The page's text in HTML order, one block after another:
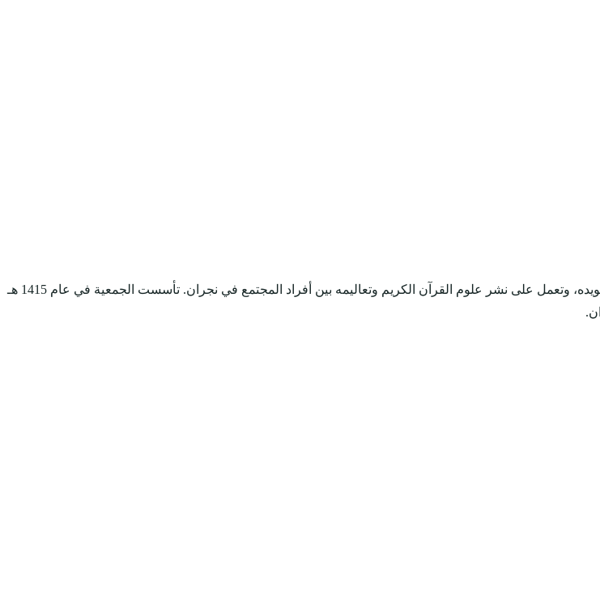
جمعية رتل لتحفيظ القرآن الكريم في نجران هي جمعية خيرية تعنى بتحفيظ القرآن الكريم وتجويده، وتعمل على نشر علوم القرآن الكريم وتعاليمه بين أفراد المجتمع في نجران. تأسست الجمعية في عام 1415 هـ